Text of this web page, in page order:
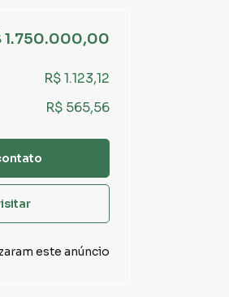
1.750.000,00
R$ 1.123,12
R$ 565,56
este anúncio